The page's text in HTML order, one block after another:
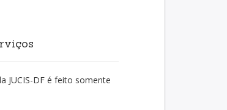
JUCIS-DF é feito somente